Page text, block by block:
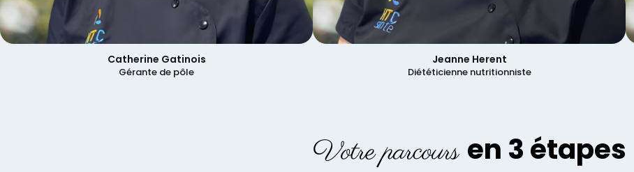
Catherine Gatinois
Gérante de pôle
Jeanne Herent
Diététicienne nutritionniste
Votre parcours en 3 étapes